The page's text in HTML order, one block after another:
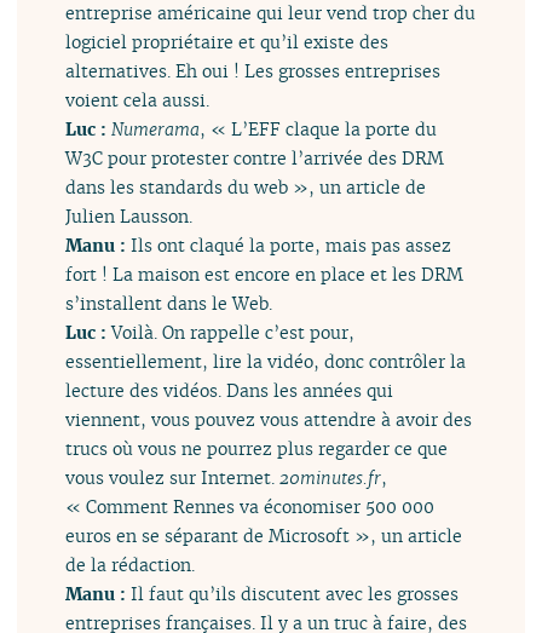
entreprise américaine qui leur vend trop cher du
logiciel propriétaire et qu’il existe des
alternatives. Eh oui ! Les grosses entreprises
voient cela aussi.
Luc :Numerama, « L’EFF claque la porte du
W3C pour protester contre l’arrivée des DRM
dans les standards du web », un article de
Julien Lausson.
Manu :Ils ont claqué la porte, mais pas assez
fort ! La maison est encore en place et les DRM
s’installent dans le Web.
Luc :Voilà. On rappelle c’est pour,
essentiellement, lire la vidéo, donc contrôler la
lecture des vidéos. Dans les années qui
viennent, vous pouvez vous attendre à avoir des
trucs où vous ne pourrez plus regarder ce que
vous voulez sur Internet.20minutes.fr,
« Comment Rennes va économiser 500 000
euros en se séparant de Microsoft », un article
de la rédaction.
Manu :Il faut qu’ils discutent avec les grosses
entreprises françaises. Il y a un truc à faire, des